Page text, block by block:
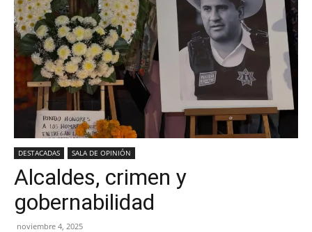
DESTACADAS SALA DE OPINIÓN
Alcaldes, crimen y
gobernabilidad
noviembre 4, 2025